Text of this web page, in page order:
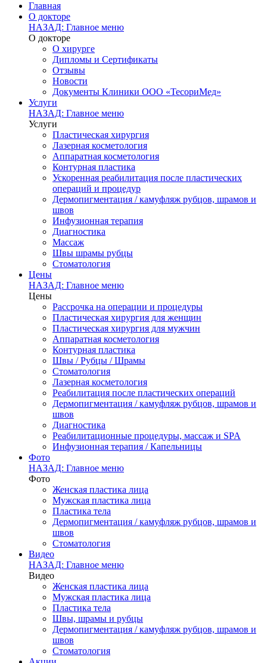
Главная
О докторе
НАЗАД: Главное меню
О докторе
О хирурге
Дипломы и Сертификаты
Отзывы
Новости
Документы Клиники ООО «ТесориМед»
Услуги
НАЗАД: Главное меню
Услуги
Пластическая хирургия
Лазерная косметология
Аппаратная косметология
Контурная пластика
Ускоренная реабилитация после пластических
операций и процедур
Дермопигментация / камуфляж рубцов, шрамов и
швов
Инфузионная терапия
Диагностика
Массаж
Швы шрамы рубцы
Стоматология
Цены
НАЗАД: Главное меню
Цены
Рассрочка на операции и процедуры
Пластическая хирургия для женщин
Пластическая хирургия для мужчин
Аппаратная косметология
Контурная пластика
Швы / Рубцы / Шрамы
Стоматология
Лазерная косметология
Реабилитация после пластических операций
Дермопигментация / камуфляж рубцов, шрамов и
швов
Диагностика
Реабилитационные процедуры, массаж и SPA
Инфузионная терапия / Капельницы
Фото
НАЗАД: Главное меню
Фото
Женская пластика лица
Мужская пластика лица
Пластика тела
Дермопигментация / камуфляж рубцов, шрамов и
швов
Стоматология
Видео
НАЗАД: Главное меню
Видео
Женская пластика лица
Мужская пластика лица
Пластика тела
Швы, шрамы и рубцы
Дермопигментация / камуфляж рубцов, шрамов и
швов
Стоматология